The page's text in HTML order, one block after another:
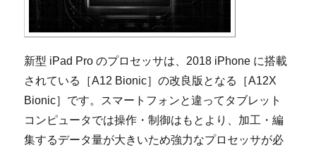
新型 iPad Pro のプロセッサは、2018 iPhone に搭載
されている［A12 Bionic］の改良版となる［A12X
Bionic］です。スマートフォンと違ってタブレット
コンピュータでは操作・制御はもとより、加工・編
集するデータ量が大きいため強力なプロセッサが必